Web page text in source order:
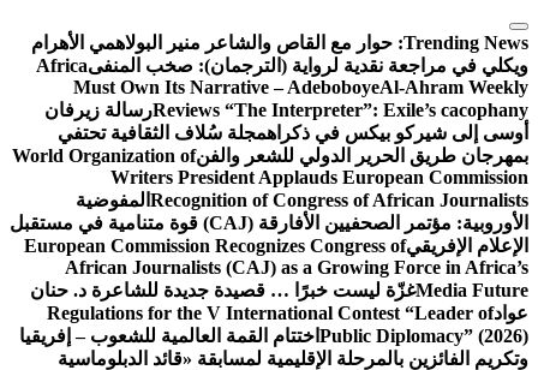
التجاوز
إلى
المحتوى
Trending News: حوار مع القاص والشاعر منير البولاهمي الأهرام
ويكلي في مراجعة نقدية لرواية (الترجمان): صخب المنفىAfrica
Must Own Its Narrative – AdeboboyeAl-Ahram Weekly
Reviews “The Interpreter”: Exile’s cacophanyرسالة زيرفان
أوسى إلى شيركو بيكس في ذكراهمجلة سُلاف الثقافية تحتفي
بمهرجان طريق الحرير الدولي للشعر والفنWorld Organization of
Writers President Applauds European Commission
Recognition of Congress of African Journalists المفوضية
الأوروبية: مؤتمر الصحفيين الأفارقة (CAJ) قوة متنامية في مستقبل
الإعلام الإفريقيEuropean Commission Recognizes Congress of
African Journalists (CAJ) as a Growing Force in Africa’s
Media Futureغزّة ليست خبرًا … قصيدة جديدة للشاعرة د. حنان
عوادRegulations for the V International Contest “Leader of
Public Diplomacy” (2026) اختتام القمة العالمية للشعوب – إفريقيا
وتكريم الفائزين بالمرحلة الإقليمية لمسابقة «قائد الدبلوماسية